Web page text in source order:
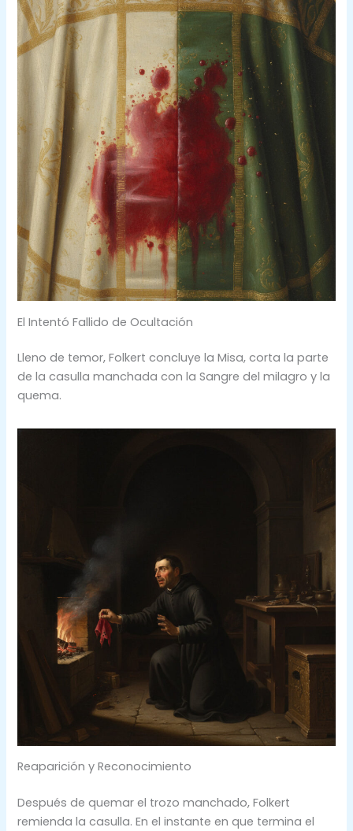
El Intentó Fallido de Ocultación
Lleno de temor, Folkert concluye la Misa, corta la parte
de la casulla manchada con la Sangre del milagro y la
quema.
Reaparición y Reconocimiento
Después de quemar el trozo manchado, Folkert
remienda la casulla. En el instante en que termina el